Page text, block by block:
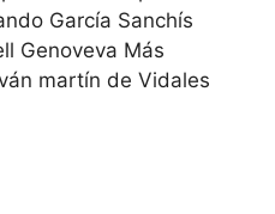
García Sanchís
Genoveva Más
martín de Vidales